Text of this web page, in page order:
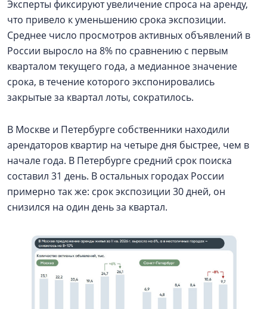
Эксперты фиксируют увеличение спроса на аренду,
что привело к уменьшению срока экспозиции.
Среднее число просмотров активных объявлений в
России выросло на 8% по сравнению с первым
кварталом текущего года, а медианное значение
срока, в течение которого экспонировались
закрытые за квартал лоты, сократилось.
В Москве и Петербурге собственники находили
арендаторов квартир на четыре дня быстрее, чем в
начале года. В Петербурге средний срок поиска
составил 31 день. В остальных городах России
примерно так же: срок экспозиции 30 дней, он
снизился на один день за квартал.